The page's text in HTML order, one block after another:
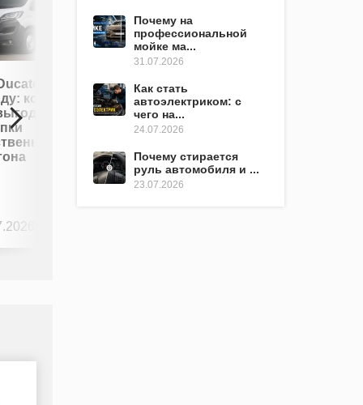
в
когда
кредит: как
выбрать
выгодные
условия и
не
переплатить
Почему на
профессиональной
мойке ма...
31.07.2026
Как стать
автоэлектриком: с
чего на...
24.07.2026
Почему стирается
руль автомобиля и ...
23.07.2026